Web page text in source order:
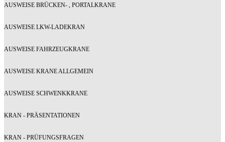
AUSWEISE BRÜCKEN- , PORTALKRANE
AUSWEISE LKW-LADEKRAN
AUSWEISE FAHRZEUGKRANE
AUSWEISE KRANE ALLGEMEIN
AUSWEISE SCHWENKKRANE
KRAN - PRÄSENTATIONEN
KRAN - PRÜFUNGSFRAGEN